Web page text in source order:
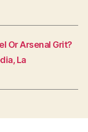
Or Arsenal Grit?
La